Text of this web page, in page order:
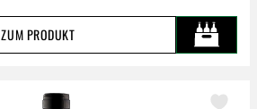
ZUM PRODUKT